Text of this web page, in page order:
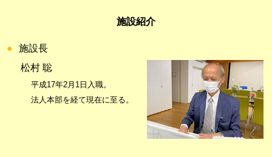
施設紹介
●
施設長
松村 聡
平成17年2月1日入職。
法人本部を経て現在に至る。